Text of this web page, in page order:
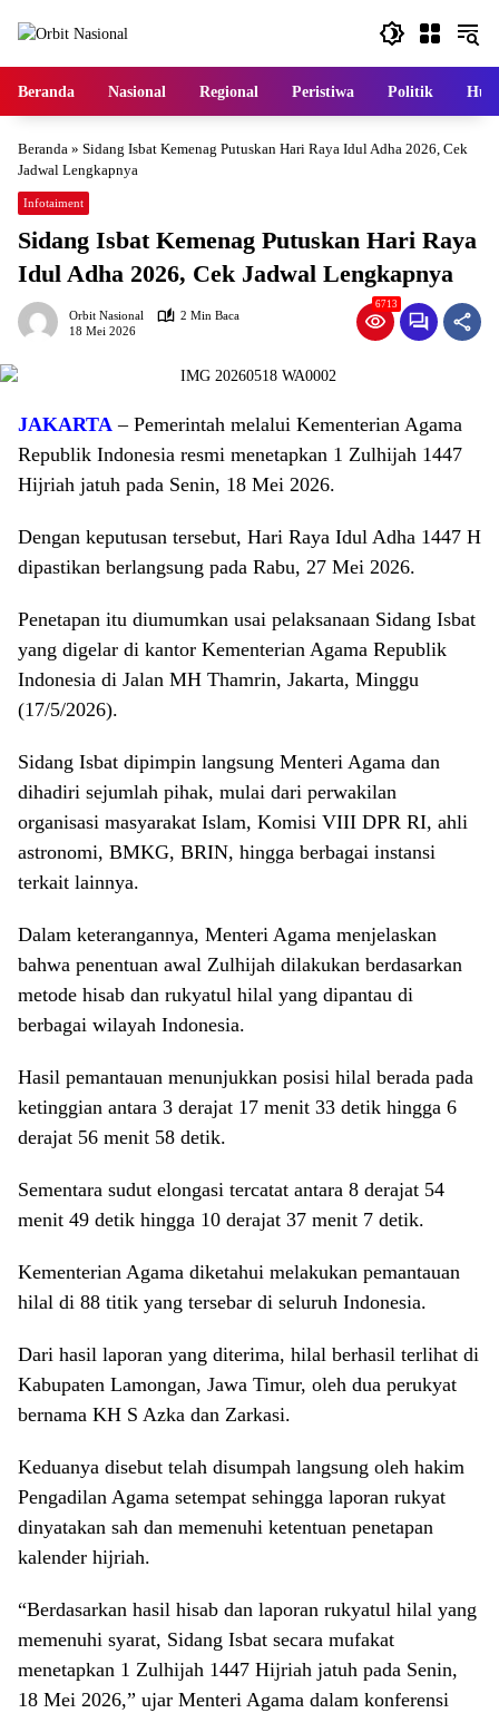
Beranda Nasional Regional Peristiwa Politik
Beranda » Sidang Isbat Kemenag Putuskan Hari Raya Idul Adha 2026, Cek
Jadwal Lengkapnya
Infotaiment
Sidang Isbat Kemenag Putuskan Hari Raya
Idul Adha 2026, Cek Jadwal Lengkapnya
Orbit Nasional
2 Min Baca
18 Mei 2026
6713
JAKARTA – Pemerintah melalui Kementerian Agama
Republik Indonesia resmi menetapkan 1 Zulhijah 1447
Hijriah jatuh pada Senin, 18 Mei 2026.
Dengan keputusan tersebut, Hari Raya Idul Adha 1447 H
dipastikan berlangsung pada Rabu, 27 Mei 2026.
Penetapan itu diumumkan usai pelaksanaan Sidang Isbat
yang digelar di kantor Kementerian Agama Republik
Indonesia di Jalan MH Thamrin, Jakarta, Minggu
(17/5/2026).
Sidang Isbat dipimpin langsung Menteri Agama dan
dihadiri sejumlah pihak, mulai dari perwakilan
organisasi masyarakat Islam, Komisi VIII DPR RI, ahli
astronomi, BMKG, BRIN, hingga berbagai instansi
terkait lainnya.
Dalam keterangannya, Menteri Agama menjelaskan
bahwa penentuan awal Zulhijah dilakukan berdasarkan
metode hisab dan rukyatul hilal yang dipantau di
berbagai wilayah Indonesia.
Hasil pemantauan menunjukkan posisi hilal berada pada
ketinggian antara 3 derajat 17 menit 33 detik hingga 6
derajat 56 menit 58 detik.
Sementara sudut elongasi tercatat antara 8 derajat 54
menit 49 detik hingga 10 derajat 37 menit 7 detik.
Kementerian Agama diketahui melakukan pemantauan
hilal di 88 titik yang tersebar di seluruh Indonesia.
Dari hasil laporan yang diterima, hilal berhasil terlihat di
Kabupaten Lamongan, Jawa Timur, oleh dua perukyat
bernama KH S Azka dan Zarkasi.
Keduanya disebut telah disumpah langsung oleh hakim
Pengadilan Agama setempat sehingga laporan rukyat
dinyatakan sah dan memenuhi ketentuan penetapan
kalender hijriah.
“Berdasarkan hasil hisab dan laporan rukyatul hilal yang
memenuhi syarat, Sidang Isbat secara mufakat
menetapkan 1 Zulhijah 1447 Hijriah jatuh pada Senin,
18 Mei 2026,” ujar Menteri Agama dalam konferensi